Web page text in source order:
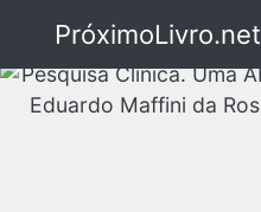
PróximoLivro.net